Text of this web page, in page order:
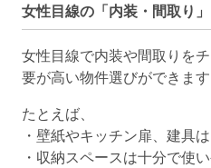
女性目線の「内装・間取り」
女性目線で内装や間取りを
要が高い物件選びができます
たとえば、
・壁紙やキッチン扉、建具
・収納スペースは十分で使